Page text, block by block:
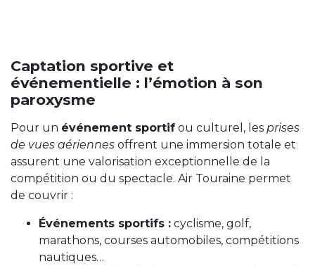
Captation sportive et
événementielle : l’émotion à son
paroxysme
Pour un événement sportif ou culturel, les prises
de vues aériennes offrent une immersion totale et
assurent une valorisation exceptionnelle de la
compétition ou du spectacle. Air Touraine permet
de couvrir :
Événements sportifs : cyclisme, golf,
marathons, courses automobiles, compétitions
nautiques…